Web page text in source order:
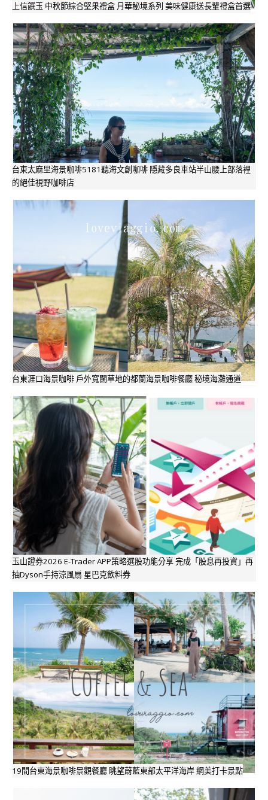
上信饌玉 中秋節綜合堅果禮盒 月華秘境系列 美味健康送長輩禮盒首選
台東太麻里海景咖啡5181聽海文創咖啡 隱藏多良車站半山腰上部落裡
的絕佳視野咖啡店
台東涯口海景咖啡 戶外寬闊草地的都蘭海景咖啡餐廳 秘境海灘通道
玉山證券2026 E-Trader APP策略選股功能分享 完成「股息再投資」再
抽Dyson手持涼風扇 星巴克飲料券
19間台東海景咖啡景觀餐廳 眺望蔚藍東部太平洋海岸 網美打卡景點